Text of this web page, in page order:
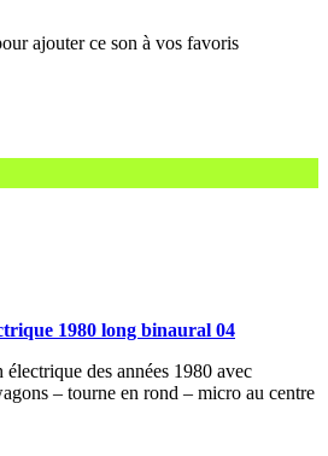
1980 long binaural 04
des années 1980 avec
– tourne en rond – micro au centre